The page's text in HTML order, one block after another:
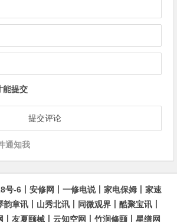
能提交
通知我
号-6 安修网 一修电说丨 家电保姆
家速
韵章讯 山秀北讯 同微观界 酷聚宝讯
友夏颐械 云知空网 竹涧修颐 星缮网